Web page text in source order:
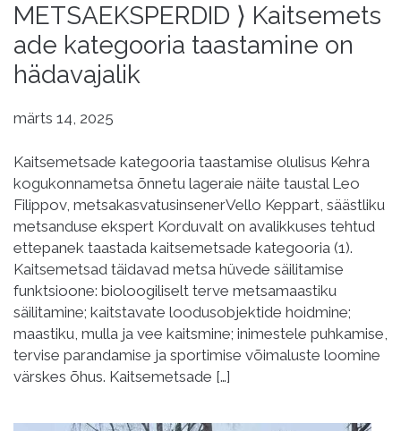
METSAEKSPERDID ⟩ Kaitsemets
ade kategooria taastamine on
hädavajalik
märts 14, 2025
Kaitsemetsade kategooria taastamise olulisus Kehra
kogukonnametsa õnnetu lageraie näite taustal Leo
Filippov, metsakasvatusinsenerVello Keppart, säästliku
metsanduse ekspert Korduvalt on avalikkuses tehtud
ettepanek taastada kaitsemetsade kategooria (1).
Kaitsemetsad täidavad metsa hüvede säilitamise
funktsioone: bioloogiliselt terve metsamaastiku
säilitamine; kaitstavate loodusobjektide hoidmine;
maastiku, mulla ja vee kaitsmine; inimestele puhkamise,
tervise parandamise ja sportimise võimaluste loomine
värskes õhus. Kaitsemetsade […]